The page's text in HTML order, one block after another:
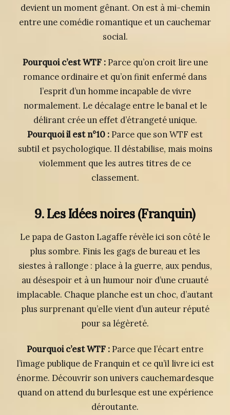
devient un moment gênant. On est à mi-chemin
entre une comédie romantique et un cauchemar
social.
Pourquoi c’est WTF :Parce qu’on croit lire une
romance ordinaire et qu’on finit enfermé dans
l’esprit d’un homme incapable de vivre
normalement. Le décalage entre le banal et le
délirant crée un effet d’étrangeté unique.
Pourquoi il est n°10 : Parce que son WTF est
subtil et psychologique. Il déstabilise, mais moins
violemment que les autres titres de ce
classement.
9. Les Idées noires(Franquin)
Le papa de Gaston Lagaffe révèle ici son côté le
plus sombre. Finis les gags de bureau et les
siestes à rallonge : place à la guerre, aux pendus,
au désespoir et à un humour noir d’une cruauté
implacable. Chaque planche est un choc, d’autant
plus surprenant qu’elle vient d’un auteur réputé
pour sa légèreté.
Pourquoi c’est WTF : Parce que l’écart entre
l’image publique de Franquin et ce qu’il livre ici est
énorme. Découvrir son univers cauchemardesque
quand on attend du burlesque est une expérience
déroutante.